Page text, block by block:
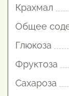
Крахмал
Общее
Глюкоза
Фруктоза
Сахароза